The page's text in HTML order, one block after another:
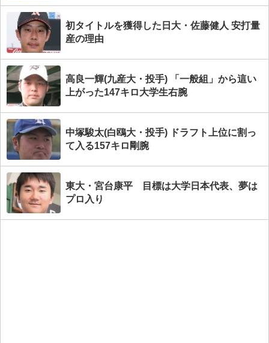
初タイトルを獲得した日大・佐藤健人 安打量
産の理由
高良一輝(九産大・投手) 「一般組」から這い
上がった147キロ大学生右腕
中塚駿太(白鴎大・投手) ドラフト上位に割っ
て入る157キロ剛腕
東大・宮台康平 目標は大学日本代表、夢は
プロ入り